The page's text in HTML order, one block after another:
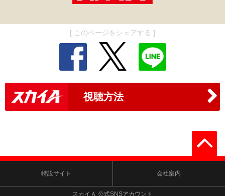
[ このページをシェアする ]
視聴方法
特設サイト 会社案内
スカイＡ 公式SNSアカウント